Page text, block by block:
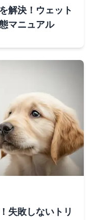
解決！ウェット
マニュアル
失敗しないトリ